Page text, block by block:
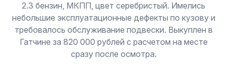
2.3 бензин, МКПП, цвет серебристый. Имелись
небольшие эксплуатационные дефекты по кузову и
требовалось обслуживание подвески. Выкуплен в
Гатчине за 820 000 рублей с расчетом на месте
сразу после осмотра.